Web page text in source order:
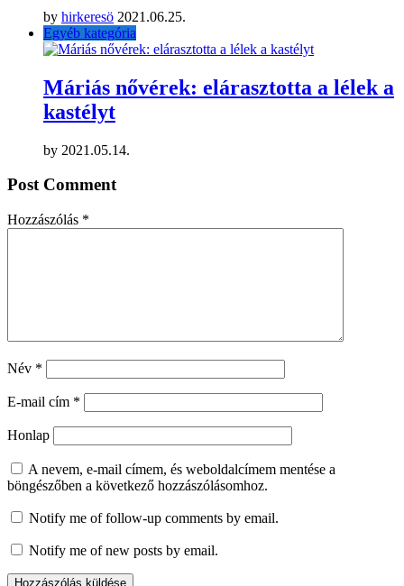
by hirkeresö 2021.06.25.
Egyéb kategória
Máriás nővérek: elárasztotta a lélek a
kastélyt
by 2021.05.14.
Post Comment
Hozzászólás *
Név *
E-mail cím *
Honlap
A nevem, e-mail címem, és weboldalcímem mentése a
böngészőben a következő hozzászólásomhoz.
Notify me of follow-up comments by email.
Notify me of new posts by email.